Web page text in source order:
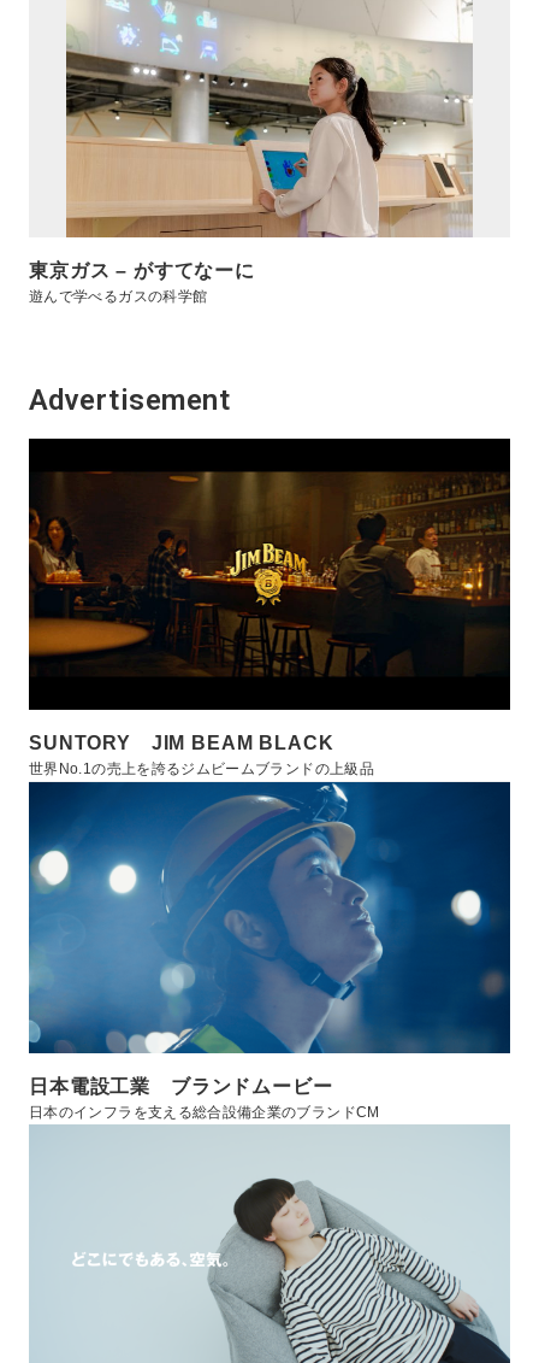
東京ガス – がすてなーに
遊んで学べるガスの科学館
Advertisement
SUNTORY JIM BEAM BLACK
世界No.1の売上を誇るジムビームブランドの上級品
日本電設工業 ブランドムービー
日本のインフラを支える総合設備企業のブランドCM